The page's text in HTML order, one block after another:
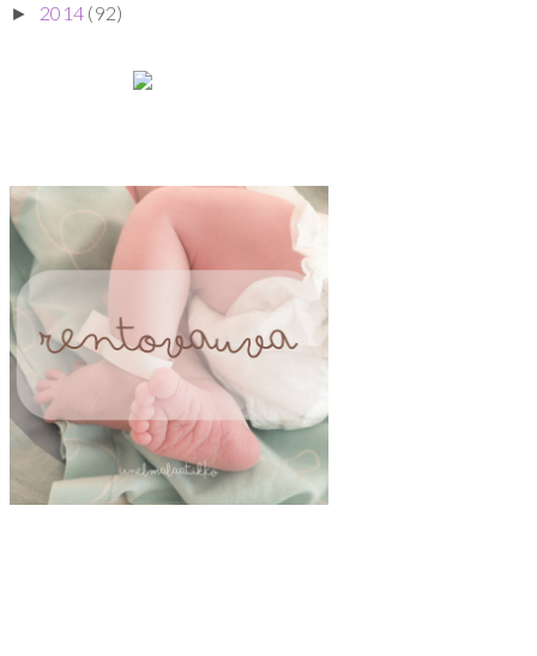
► 2014 (92)